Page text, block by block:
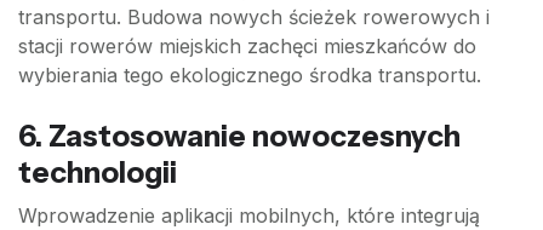
transportu. Budowa nowych ścieżek rowerowych i
stacji rowerów miejskich zachęci mieszkańców do
wybierania tego ekologicznego środka transportu.
6. Zastosowanie nowoczesnych
technologii
Wprowadzenie aplikacji mobilnych, które integrują